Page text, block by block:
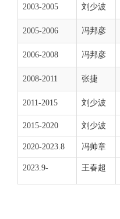
2003-2005 刘少波
2005-2006 冯邦彦
2006-2008 冯邦彦
2008-2011 张捷
2011-2015 刘少波
2015-2020 刘少波
2020-2023.8 冯帅章
2023.9- 王春超